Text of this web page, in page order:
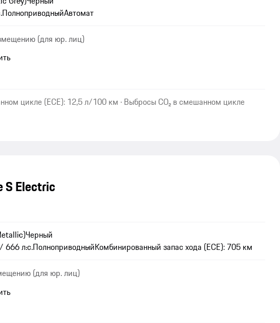
ПолноприводныйАвтомат
(для юр. лиц)
цикле (ECE): 12,5 л/100 км · Выбросы CO₂ в смешанном цикле
S Electric
Черный
666 л.с.ПолноприводныйКомбинированный запас хода (ECE): 705 км
(для юр. лиц)